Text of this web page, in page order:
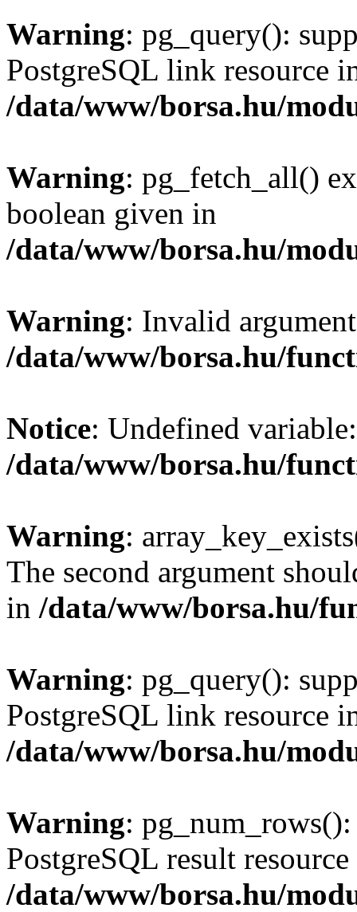
Warning: pg_query():
PostgreSQL link resource
/data/www/borsa.hu/
Warning: pg_fetch_all()
boolean given in
/data/www/borsa.hu/
Warning: Invalid
/data/www/borsa.hu/
Notice: Undefined
/data/www/borsa.hu/
Warning:
The second argument
in /data/www/borsa.hu/
Warning: pg_query():
PostgreSQL link resource
/data/www/borsa.hu/
Warning:
PostgreSQL result
/data/www/borsa.hu/